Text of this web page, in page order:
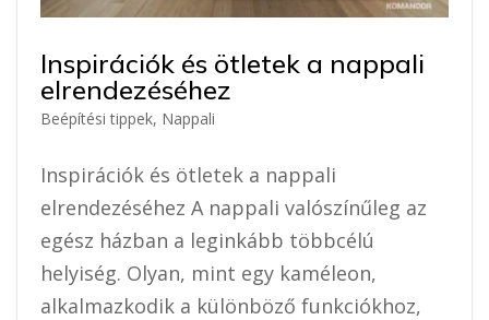
Inspirációk és ötletek a nappali
elrendezéséhez
Beépítési tippek, Nappali
Inspirációk és ötletek a nappali
elrendezéséhez A nappali valószínűleg az
egész házban a leginkább többcélú
helyiség. Olyan, mint egy kaméleon,
alkalmazkodik a különböző funkciókhoz,